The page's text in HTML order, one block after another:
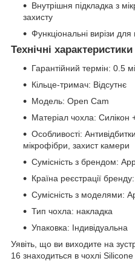
Внутрішня підкладка з
захисту
Функціональні вирізи для
Технічні характеристики
Гарантійний термін: 0.5
Кільце-тримач: Відсутнє
Модель: Open Cam
Матеріал чохла: Силікон
Особливості:
мікрофібри, захист камери
Сумісність з брендом:
Країна реєстрації
Сумісність з моделями:
Тип чохла: накладка
Упаковка: Індивідуальна
Уявіть, що ви виходите на
16 знаходиться в чохлі